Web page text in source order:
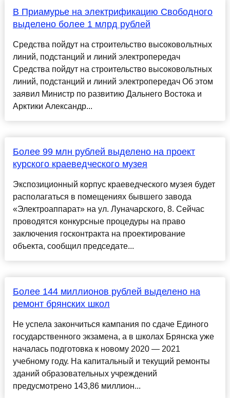
В Приамурье на электрификацию Свободного
выделено более 1 млрд рублей
Средства пойдут на строительство высоковольтных
линий, подстанций и линий электропередач
Средства пойдут на строительство высоковольтных
линий, подстанций и линий электропередач Об этом
заявил Министр по развитию Дальнего Востока и
Арктики Александр...
Более 99 млн рублей выделено на проект
курского краеведческого музея
Экспозиционный корпус краеведческого музея будет
располагаться в помещениях бывшего завода
«Электроаппарат» на ул. Луначарского, 8. Сейчас
проводятся конкурсные процедуры на право
заключения госконтракта на проектирование
объекта, сообщил председате...
Более 144 миллионов рублей выделено на
ремонт брянских школ
Не успела закончиться кампания по сдаче Единого
государственного экзамена, а в школах Брянска уже
началась подготовка к новому 2020 — 2021
учебному году. На капитальный и текущий ремонты
зданий образовательных учреждений
предусмотрено 143,86 миллион...